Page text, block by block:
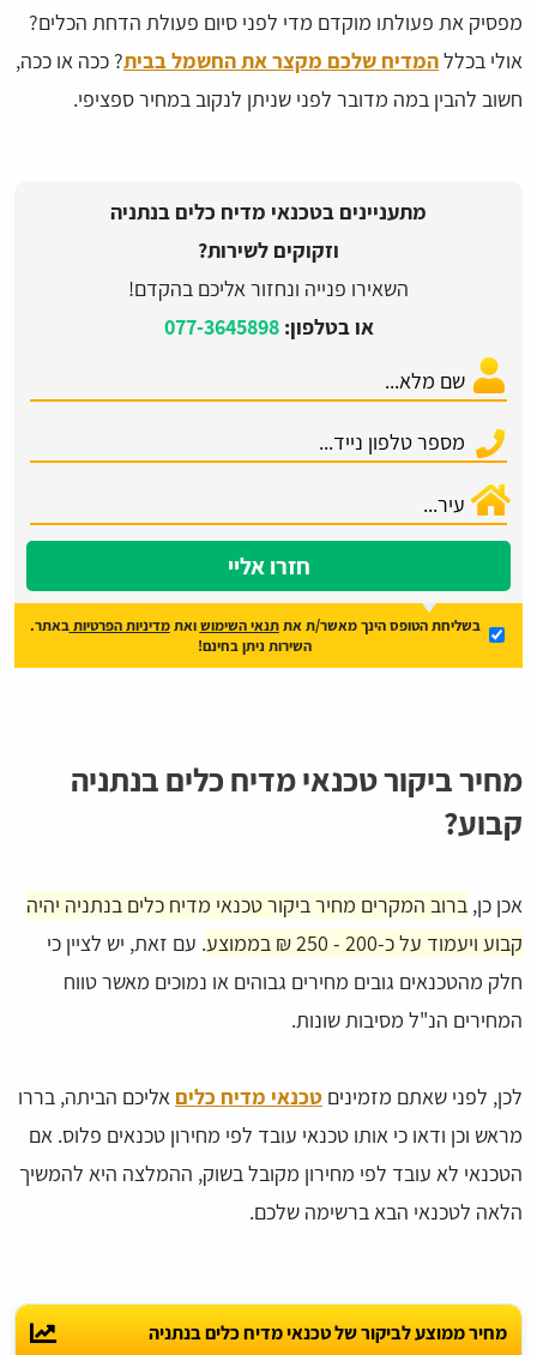
מפסיק את פעולתו מוקדם מדי לפני סיום פעולת הדחת הכלים?
אולי בכללהמדיח שלכם מקצר את החשמל בבית? ככה או ככה,
חשוב להבין במה מדובר לפני שניתן לנקוב במחיר ספציפי.
מתעניינים בטכנאי מדיח כלים בנתניה
וזקוקים לשירות?
השאירו פנייה ונחזור אליכם בהקדם!
או בטלפון:077-3645898
חזרו אליי
בשליחת הטופס הינך מאשר/ת אתתנאי השימושואתמדיניות הפרטיות באתר.
השירות ניתן בחינם!
מחיר ביקור טכנאי מדיח כלים בנתניה
קבוע?
אכן כן, ברוב המקרים מחיר ביקור טכנאי מדיח כלים בנתניה יהיה
קבוע ויעמוד על כ-200 - 250 ₪ בממוצע
. עם זאת, יש לציין כי
חלק מהטכנאים גובים מחירים גבוהים או נמוכים מאשר טווח
המחירים הנ"ל מסיבות שונות.
לכן, לפני שאתם מזמינים טכנאי מדיח כלים אליכם הביתה, בררו
מראש וכן ודאו כי אותו טכנאי עובד לפי מחירון טכנאים פלוס. אם
הטכנאי לא עובד לפי מחירון מקובל בשוק, ההמלצה היא להמשיך
הלאה לטכנאי הבא ברשימה שלכם.
מחיר ממוצע לביקור של טכנאי מדיח כלים בנתניה